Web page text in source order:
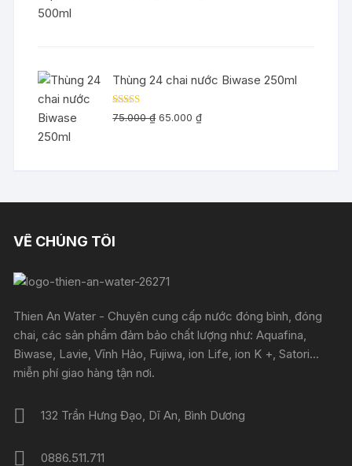
Thùng 24 chai nước Biwase 250ml
Được xếp
hạng5.00 5
75.000₫ Giá
65.000₫Giá
VỀ CHÚNG TÔI
Thien An Water - Chuyên cung cấp nước đóng bình, đóng
chai, các sản phẩm đảm bảo chất lượng như: Aquafina,
Biwase, Lavie, Vĩnh Hảo, Fujiwa, ion Life, ion K +, Satori...
miễn phí giao hàng tận nơi.
132 Trần Hưng Đạo, Dĩ An, Bình Dương
0886.511.711